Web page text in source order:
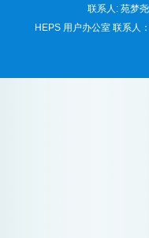
联系人: 苑梦
HEPS 用户办公室 联系